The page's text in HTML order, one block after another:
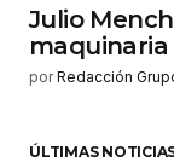
Julio
por Redacción
ÚLTIMAS